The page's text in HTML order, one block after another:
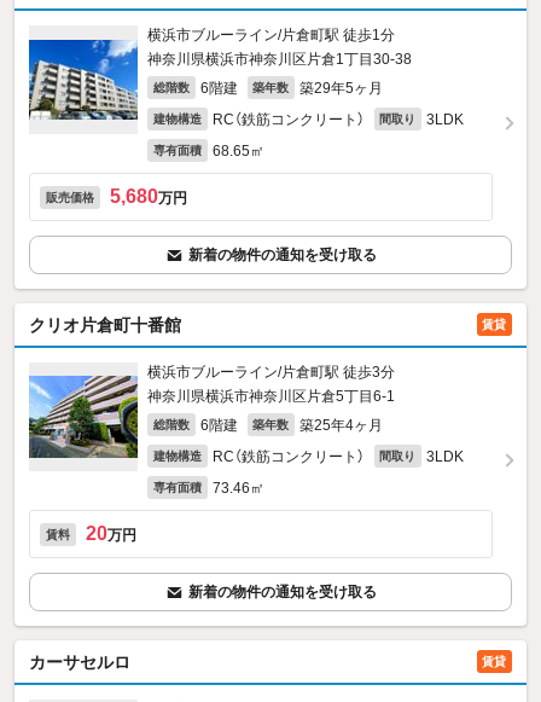
横浜市ブルーライン/片倉町駅 徒歩1分
神奈川県横浜市神奈川区片倉1丁目30-38
総階数 6階建 築年数 築29年5ヶ月
建物構造 RC（鉄筋コンクリート） 間取り 3LDK
専有面積 68.65㎡
販売価格 5,680万円
新着の物件の通知を受け取る
クリオ片倉町十番館 賃貸
横浜市ブルーライン/片倉町駅 徒歩3分
神奈川県横浜市神奈川区片倉5丁目6-1
総階数 6階建 築年数 築25年4ヶ月
建物構造 RC（鉄筋コンクリート） 間取り 3LDK
専有面積 73.46㎡
賃料 20万円
新着の物件の通知を受け取る
カーサセルロ 賃貸